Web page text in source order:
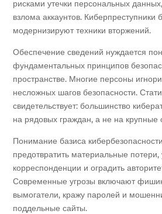
рисками утечки персональных
взлома аккаунтов. Киберпреступники
модернизируют техники вторжений.
Обеспечение сведений нуждается
фундаментальных принципов
пространстве. Многие персоны
несложных шагов безопасности.
свидетельствует: большинство
на рядовых граждан, а не на крупные
Понимание базиса
предотвратить материальные потери,
корреспонденции и оградить
Современные угрозы включают
вымогатели, кражу паролей и
поддельные сайты.